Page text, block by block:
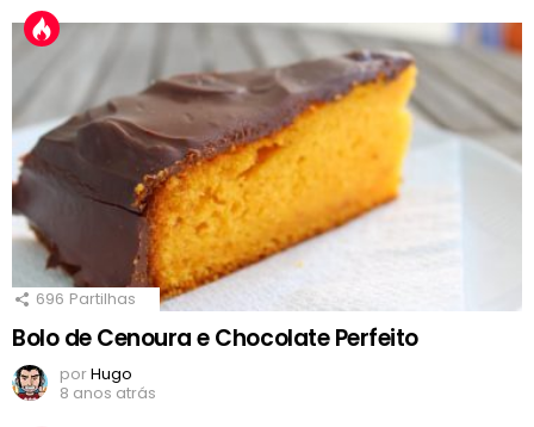
696 Partilhas
Bolo de Cenoura e Chocolate Perfeito
porHugo
8 anos atrás